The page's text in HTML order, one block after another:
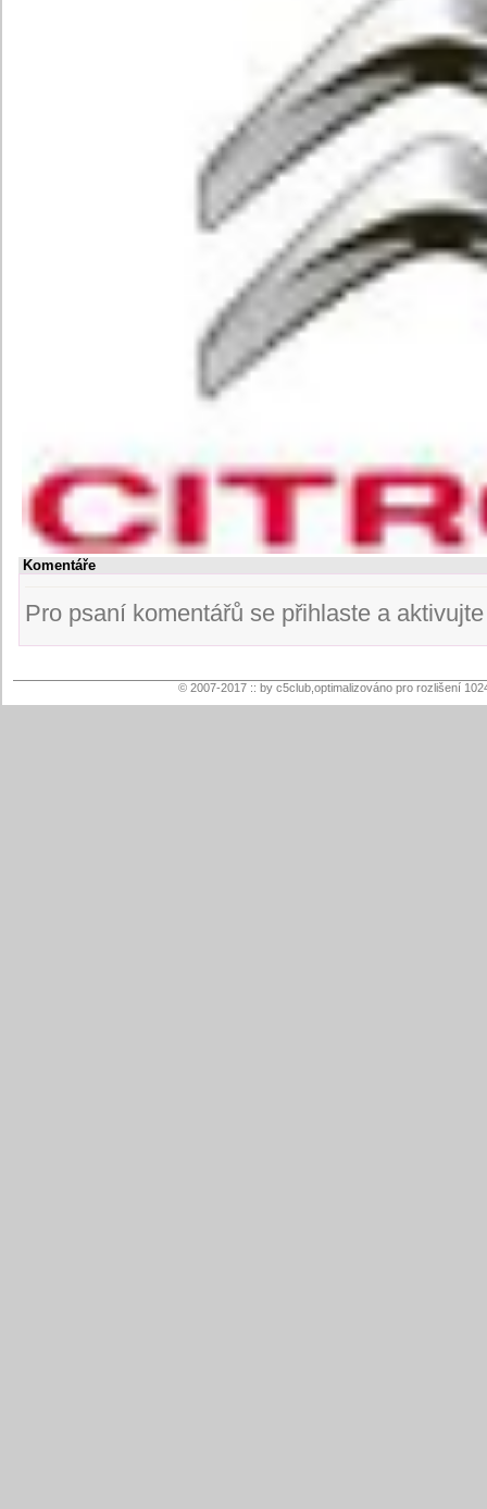
Komentáře
Pro psaní komentářů se přihlaste a
© 2007-2017 :: by c5club,optimalizováno pro rozlišení